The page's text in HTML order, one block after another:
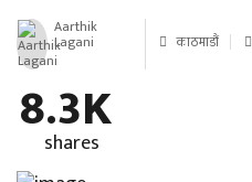
Aarthik
Lagani काठमाडौं
8.3K
shares